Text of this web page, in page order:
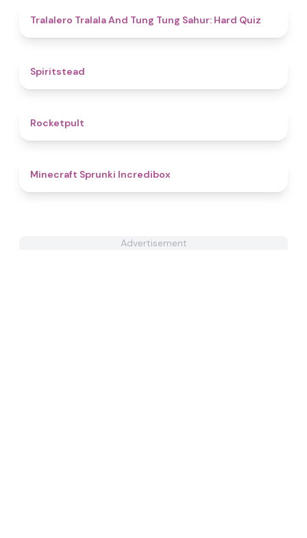
Tralalero Tralala And Tung Tung Sahur: Hard Quiz
Spiritstead
Rocketpult
Minecraft Sprunki Incredibox
Advertisement